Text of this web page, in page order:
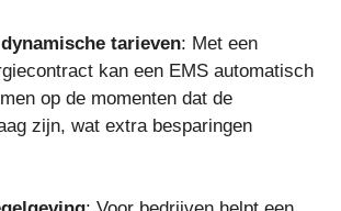
tarieven: Met een
kan een EMS automatisch
op de momenten dat de
zijn, wat extra besparingen